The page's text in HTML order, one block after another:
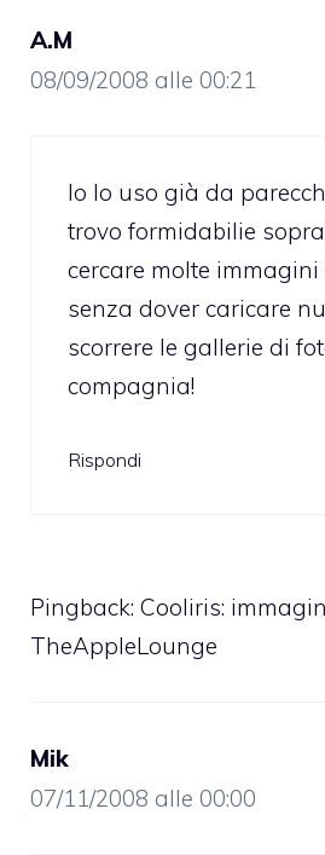
A.M
08/09/2008 alle 00:21
Io lo uso già da
trovo formidabilie
cercare molte immagini
senza dover caricare
scorrere le gallerie di
compagnia!
Rispondi
Pingback: Cooliris:
TheAppleLounge
Mik
07/11/2008 alle 00:00